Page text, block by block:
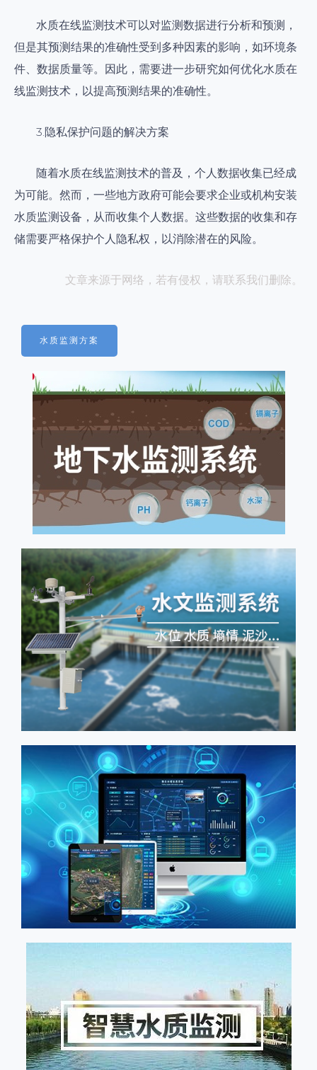
水质在线监测技术可以对监测数据进行分析和预测，
但是其预测结果的准确性受到多种因素的影响，如环境条
件、数据质量等。因此，需要进一步研究如何优化水质在
线监测技术，以提高预测结果的准确性。
3.隐私保护问题的解决方案
随着水质在线监测技术的普及，个人数据收集已经成
为可能。然而，一些地方政府可能会要求企业或机构安装
水质监测设备，从而收集个人数据。这些数据的收集和存
储需要严格保护个人隐私权，以消除潜在的风险。
文章来源于网络，若有侵权，请联系我们删除。
水质监测方案